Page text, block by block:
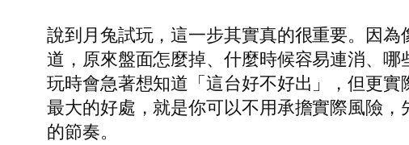
說到月兔試玩，這一步其實真的很重要。因
道，原來盤面怎麼掉、什麼時候容易連消、
玩時會急著想知道「這台好不好出」，但更
最大的好處，就是你可以不用承擔實際風險
的節奏。